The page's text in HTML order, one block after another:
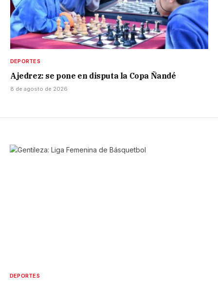
DEPORTES
Ajedrez: se pone en disputa la Copa Ñandé
8 de agosto de 2026
DEPORTES